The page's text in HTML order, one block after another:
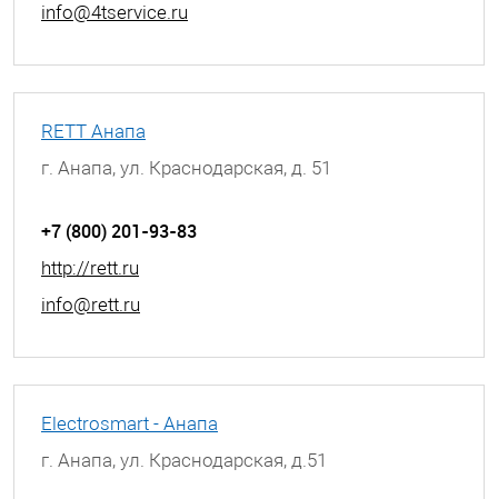
info@4tservice.ru
RETT Анапа
г. Анапа, ул. Краснодарская, д. 51
+7 (800) 201-93-83
http://rett.ru
info@rett.ru
Electrosmart - Анапа
г. Анапа, ул. Краснодарская, д.51